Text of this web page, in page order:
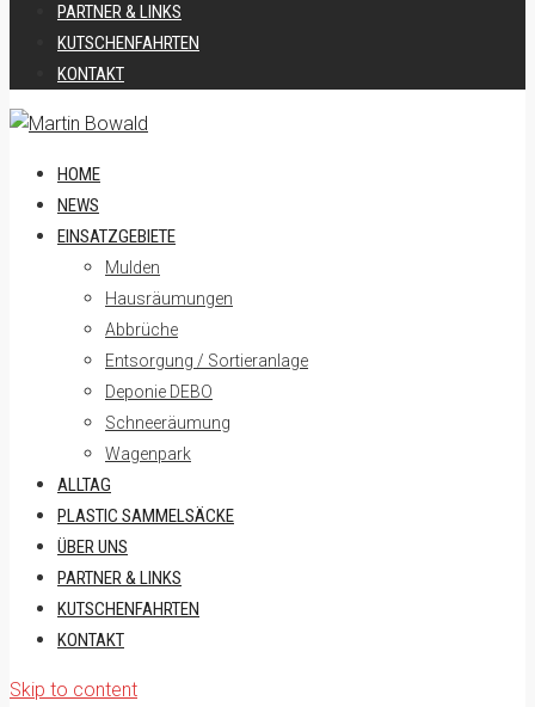
PARTNER & LINKS
KUTSCHENFAHRTEN
KONTAKT
HOME
NEWS
EINSATZGEBIETE
Mulden
Hausräumungen
Abbrüche
Entsorgung / Sortieranlage
Deponie DEBO
Schneeräumung
Wagenpark
ALLTAG
PLASTIC SAMMELSÄCKE
ÜBER UNS
PARTNER & LINKS
KUTSCHENFAHRTEN
KONTAKT
Skip to content